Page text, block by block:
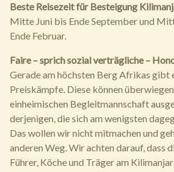
Beste Reisezeit für Besteigung
Mitte Juni bis Ende September und
Ende Februar.
Faire – sprich sozial verträgliche –
Gerade am höchsten Berg Afrikas gibt
Preiskämpfe. Diese können
einheimischen Begleitmannschaft
derjenigen, die sich am wenigsten
Das wollen wir nicht mitmachen und
anderen Weg. Wir achten darauf, dass
Führer, Köche und Träger am